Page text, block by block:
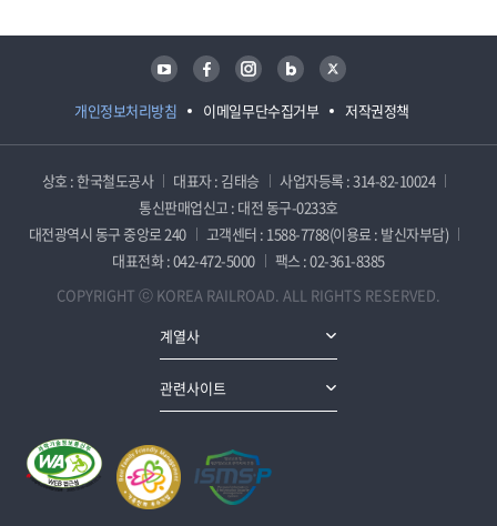
개인정보처리방침 이메일무단수집거부 저작권정책
유튜브 페이스북 인스타그램 블로그 트위터
상호 : 한국철도공사 대표자 : 김태승
사업자등록 : 314-82-10024
통신판매업신고 : 대전 동구-0233호
대전광역시 동구 중앙로 240
고객센터 : 1588-7788(이용료 : 발신자부담)
대표전화 : 042-472-5000
팩스 : 02-361-8385
COPYRIGHT ⓒ KOREA RAILROAD. ALL RIGHTS RESERVED.
계열사
관련사이트